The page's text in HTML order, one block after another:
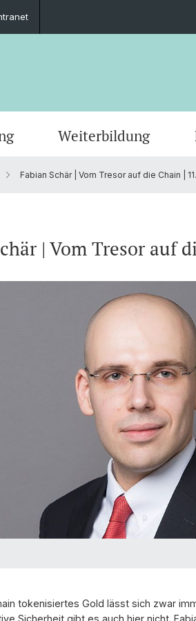
Weiterbildung
Fabian Schär | Vom Tresor auf die Chain |
| Vom Tresor auf
tokenisiertes Gold lässt sich zwar
Sicherheit gibt es auch hier nicht.